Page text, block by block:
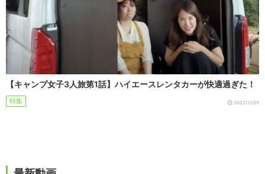
【キャンプ女子3人旅第1話】ハイエースレンタカーが快適過ぎた！
特集 2022/11/01